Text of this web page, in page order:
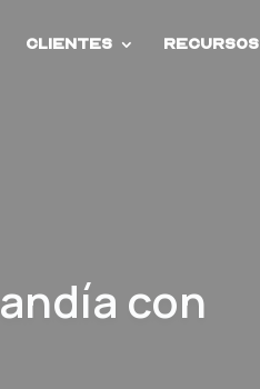
Clientes Recursos
con